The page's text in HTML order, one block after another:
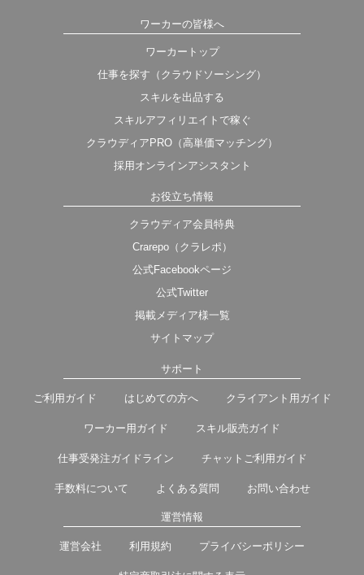
ワーカーの皆様へ
ワーカートップ
仕事を探す（クラウドソーシング）
スキルを出品する
スキルアフィリエイトで稼ぐ
クラウディアPRO（高単価マッチング）
採用オンラインアシスタント
お役立ち情報
クラウディア会員特典
Crarepo（クラレポ）
公式Facebookページ
公式Twitter
掲載メディア様一覧
サイトマップ
サポート
ご利用ガイド はじめての方へ クライアント用ガイド
ワーカー用ガイド スキル販売ガイド
仕事受発注ガイドライン チャットご利用ガイド
手数料について よくある質問 お問い合わせ
運営情報
運営会社 利用規約 プライバシーポリシー